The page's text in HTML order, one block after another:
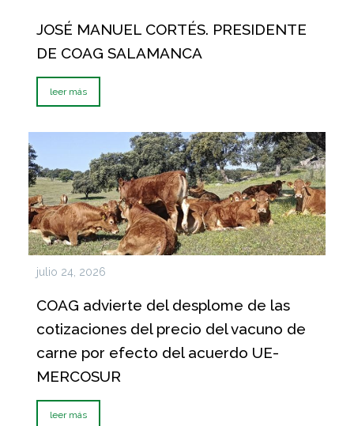
JOSÉ MANUEL CORTÉS. PRESIDENTE
DE COAG SALAMANCA
leer más
julio 24, 2026
COAG advierte del desplome de las
cotizaciones del precio del vacuno de
carne por efecto del acuerdo UE-
MERCOSUR
leer más